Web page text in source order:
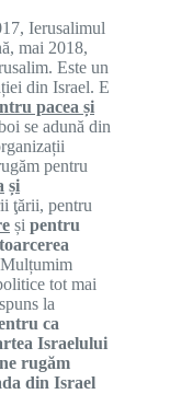
Ierusalimul
mai 2018,
Este un
din Israel. E
pacea și
se adună din
pentru
și
ţării, pentru
și pentru
Mulțumim
tot mai
la
ca
Israelului
ne rugăm
din Israel